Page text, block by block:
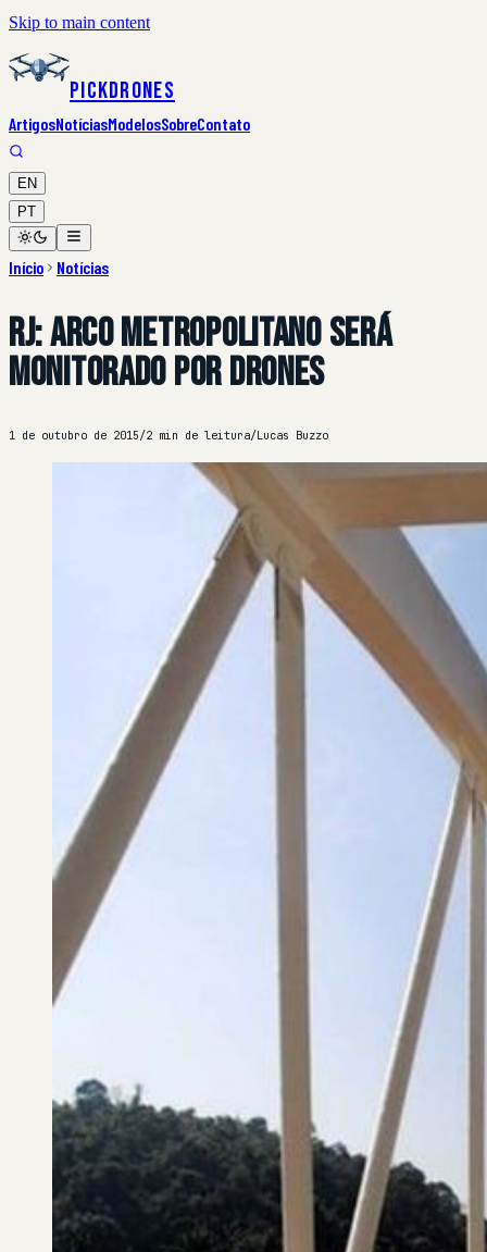
Skip to main content
PickDrones
ArtigosNotíciasModelosSobreContato
EN
PT
Início Notícias
RJ: Arco Metropolitano será
monitorado por drones
1 de outubro de 2015/2 min de leitura/Lucas Buzzo